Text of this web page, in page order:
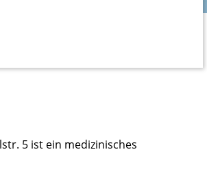
5 ist ein medizinisches